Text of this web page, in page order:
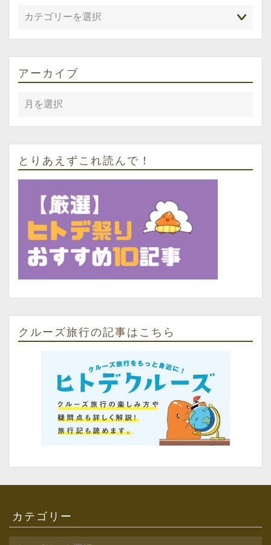
アーカイブ
とりあえずこれ読んで！
クルーズ旅行の記事はこちら
カテゴリー